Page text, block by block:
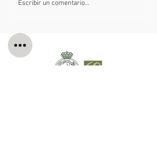
Escribir un comentario...